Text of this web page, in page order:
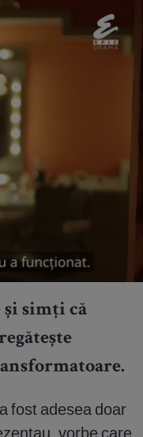
simți că
fost adesea doar
vorbe care